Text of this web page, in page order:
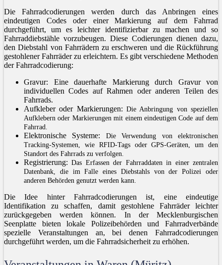
Die Fahrradcodierungen werden durch das Anbringen eines
eindeutigen Codes oder einer Markierung auf dem Fahrrad
durchgeführt, um es leichter identifizierbar zu machen und so
Fahrraddiebstähle vorzubeugen. Diese Codierungen dienen dazu,
den Diebstahl von Fahrrädern zu erschweren und die Rückführung
gestohlener Fahrräder zu erleichtern. Es gibt verschiedene Methoden
der Fahrradcodierung:
Gravur: Eine dauerhafte Markierung durch Gravur von
individuellen Codes auf Rahmen oder anderen Teilen des
Fahrrads.
Aufkleber oder Markierungen: Die Anbringung von speziellen
Aufklebern oder Markierungen mit einem eindeutigen Code auf dem
Fahrrad.
Elektronische Systeme: Die Verwendung von elektronischen
Tracking-Systemen, wie RFID-Tags oder GPS-Geräten, um den
Standort des Fahrrads zu verfolgen.
Registrierung: Das Erfassen der Fahrraddaten in einer zentralen
Datenbank, die im Falle eines Diebstahls von der Polizei oder
anderen Behörden genutzt werden kann.
Die Idee hinter Fahrradcodierungen ist, eine eindeutige
Identifikation zu schaffen, damit gestohlene Fahrräder leichter
zurückgegeben werden können. In der Mecklenburgischen
Seenplatte bieten lokale Polizeibehörden und Fahrradverbände
spezielle Veranstaltungen an, bei denen Fahrradcodierungen
durchgeführt werden, um die Fahrradsicherheit zu erhöhen.